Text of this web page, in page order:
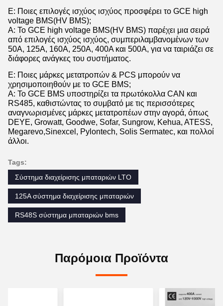
Ε: Ποιες επιλογές ισχύος ισχύος προσφέρει το GCE high
voltage BMS(HV BMS);
Α: Το GCE high voltage BMS(HV BMS) παρέχει μια σειρά
από επιλογές ισχύος ισχύος, συμπεριλαμβανομένων των
50A, 125A, 160A, 250A, 400A και 500A, για να ταιριάζει σε
διάφορες ανάγκες του συστήματος.
Ε: Ποιες μάρκες μετατροπών & PCS μπορούν να
χρησιμοποιηθούν με το GCE BMS;
Α: Το GCE BMS υποστηρίζει τα πρωτόκολλα CAN και
RS485, καθιστώντας το συμβατό με τις περισσότερες
αναγνωρισμένες μάρκες μετατροπέων στην αγορά, όπως
DEYE, Growatt, Goodwe, Sofar, Sungrow, Kehua, ATESS,
Megarevo,Sinexcel, Pylontech, Solis Sermatec, και πολλοί
άλλοι.
Tags:
Σύστημα διαχείρισης μπαταριών LTO
125A σύστημα διαχείρισης μπαταριών
RS48S σύστημα μπαταριών bms
Παρόμοια Προϊόντα